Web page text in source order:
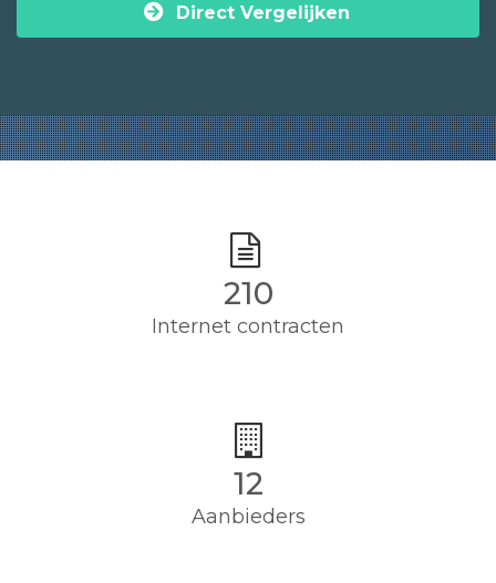
Direct Vergelijken
210
Internet contracten
12
Aanbieders